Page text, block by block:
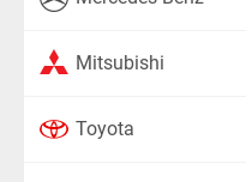
Mitsubishi
Toyota